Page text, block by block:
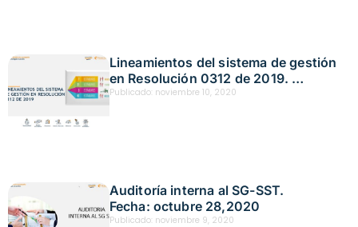
Lineamientos del sistema de gestión
en Resolución 0312 de 2019.
Fecha: noviembre 5,2020
Publicado: noviembre 10, 2020
Auditoría interna al SG-SST.
Fecha: octubre 28,2020
Publicado: noviembre 9, 2020